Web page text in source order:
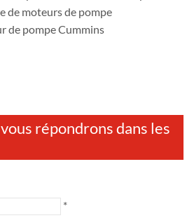
de moteurs de pompe
de pompe Cummins
répondrons dans les
*